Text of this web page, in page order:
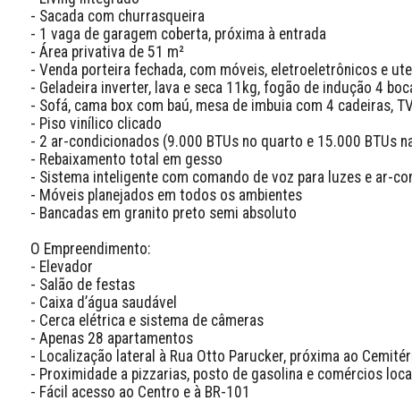
- Sacada com churrasqueira
- 1 vaga de garagem coberta, próxima à entrada
- Área privativa de 51 m²
- Venda porteira fechada, com móveis, eletroeletrônicos e
- Geladeira inverter, lava e seca 11kg, fogão de indução 4
- Sofá, cama box com baú, mesa de imbuia com 4 cadeiras,
- Piso vinílico clicado
- 2 ar-condicionados (9.000 BTUs no quarto e 15.000 BTUs
- Rebaixamento total em gesso
- Sistema inteligente com comando de voz para luzes e ar-
- Móveis planejados em todos os ambientes
- Bancadas em granito preto semi absoluto
O Empreendimento:
- Elevador
- Salão de festas
- Caixa d’água saudável
- Cerca elétrica e sistema de câmeras
- Apenas 28 apartamentos
- Localização lateral à Rua Otto Parucker, próxima ao
- Proximidade a pizzarias, posto de gasolina e comércios
- Fácil acesso ao Centro e à BR-101